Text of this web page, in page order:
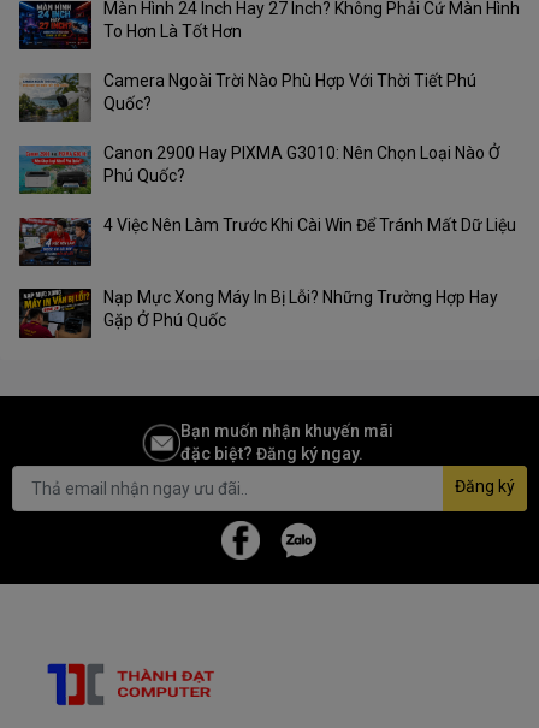
Màn Hình 24 Inch Hay 27 Inch? Không Phải Cứ Màn Hình
To Hơn Là Tốt Hơn
Camera Ngoài Trời Nào Phù Hợp Với Thời Tiết Phú
Quốc?
Canon 2900 Hay PIXMA G3010: Nên Chọn Loại Nào Ở
Phú Quốc?
4 Việc Nên Làm Trước Khi Cài Win Để Tránh Mất Dữ Liệu
Nạp Mực Xong Máy In Bị Lỗi? Những Trường Hợp Hay
Gặp Ở Phú Quốc
Bạn muốn nhận khuyến mãi
đặc biệt? Đăng ký ngay.
Đăng ký